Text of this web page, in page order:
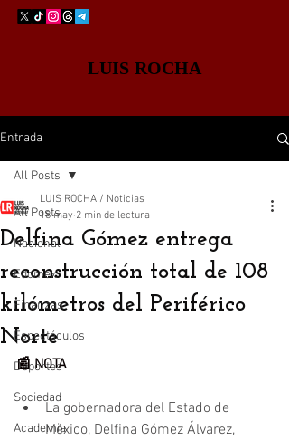
LUIS ROCHA
Entrada
All Posts
Nacional
Edomex
Finanzas
Espectáculos
Deportes
Sociedad
Academia
All Posts
Delfina Gómez entrega
reconstrucción total de 108
kilómetros del Periférico
Norte
LUIS ROCHA / Noticias
18 may 2 min de lectura
📰 NOTA
La gobernadora del Estado de
México, Delfina Gómez Álvarez,